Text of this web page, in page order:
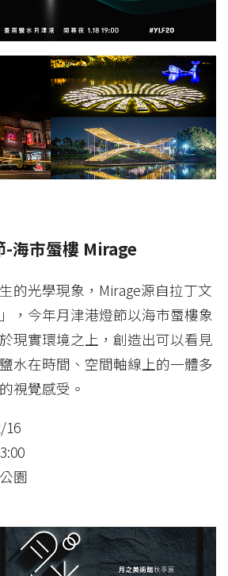
-海市蜃樓 Mirage
的光學現象，Mirage源自拉丁文
，今年月津港燈節以海市蜃樓象
現實環境之上，創造出可以看見
水在時間、空間軸線上的一體多
視覺感受。
16
園